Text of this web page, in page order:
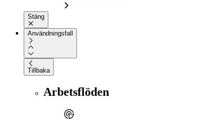
Stäng
Användningsfall
Tillbaka
Arbetsflöden